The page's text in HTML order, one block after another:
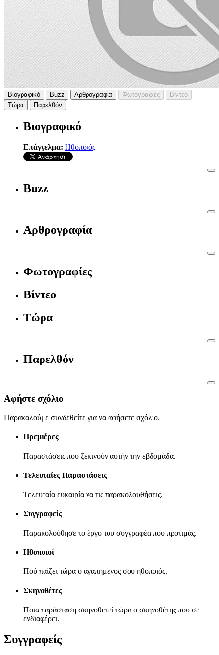
Βιογραφικό Buzz Αρθρογραφία Φωτογραφίες
Βίντεο
Τώρα
Παρελθόν
Βιογραφικό
Επάγγελμα: Ηθοποιός
Buzz
Αρθρογραφία
Φωτογραφίες
Βίντεο
Τώρα
Παρελθόν
Αφήστε σχόλιο
Παρακαλούμε συνδεθείτε για να αφήσετε σχόλιο.
Πρεμιέρες
Παραστάσεις που ξεκινούν αυτήν την εβδομάδα.
Τελευταίες Παραστάσεις
Τελευταία ευκαιρία να τις παρακολουθήσεις.
Συγγραφείς
Παρακολούθησε το έργο του συγγραφέα που προτιμάς.
Ηθοποιοί
Πού παίζει τώρα ο αγαπημένος σου ηθοποιός.
Σκηνοθέτες
Ποια παράσταση σκηνοθετεί τώρα ο σκηνοθέτης που σε
ενδιαφέρει.
Συγγραφείς